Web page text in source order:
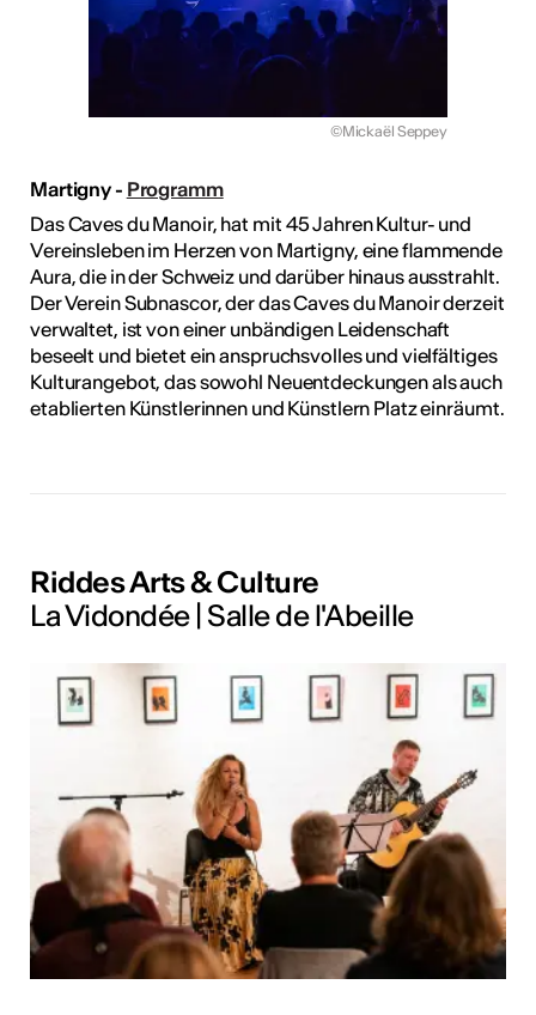
©Mickaël Seppey
Martigny - Programm
Das Caves du Manoir, hat mit 45 Jahren Kultur- und
Vereinsleben im Herzen von Martigny, eine flammende
Aura, die in der Schweiz und darüber hinaus ausstrahlt.
Der Verein Subnascor, der das Caves du Manoir derzeit
verwaltet, ist von einer unbändigen Leidenschaft
beseelt und bietet ein anspruchsvolles und vielfältiges
Kulturangebot, das sowohl Neuentdeckungen als auch
etablierten Künstlerinnen und Künstlern Platz einräumt.
Riddes Arts & Culture
La Vidondée | Salle de l'Abeille